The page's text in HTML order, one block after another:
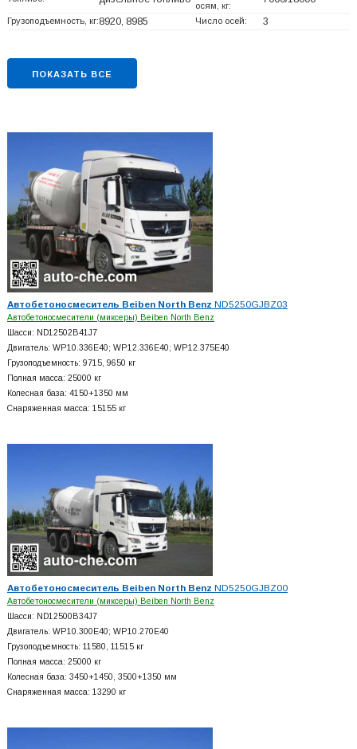
осям, кг:
Грузоподъемность, кг:8920, 8985 Число осей: 3
ПОКАЗАТЬ ВСЕ
Автобетоносмеситель Beiben North Benz ND5250GJBZ03
Автобетоносмесители (миксеры) Beiben North Benz
Шасси: ND12502B41J7
Двигатель: WP10.336E40; WP12.336E40; WP12.375E40
Грузоподъемность: 9715, 9650 кг
Полная масса: 25000 кг
Колесная база: 4150+1350 мм
Снаряженная масса: 15155 кг
Автобетоносмеситель Beiben North Benz ND5250GJBZ00
Автобетоносмесители (миксеры) Beiben North Benz
Шасси: ND12500B34J7
Двигатель: WP10.300E40; WP10.270E40
Грузоподъемность: 11580, 11515 кг
Полная масса: 25000 кг
Колесная база: 3450+1450, 3500+1350 мм
Снаряженная масса: 13290 кг